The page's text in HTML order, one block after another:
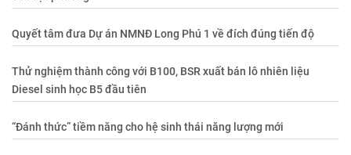
Quyết tâm đưa Dự án NMNĐ Long Phú 1 về đích đúng tiến độ
Thử nghiệm thành công với B100, BSR xuất bán lô nhiên liệu
Diesel sinh học B5 đầu tiên
“Đánh thức” tiềm năng cho hệ sinh thái năng lượng mới